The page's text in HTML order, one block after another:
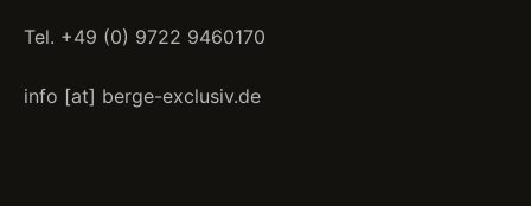
Tel. +49 (0) 9722 9460170
info [at] berge-exclusiv.de